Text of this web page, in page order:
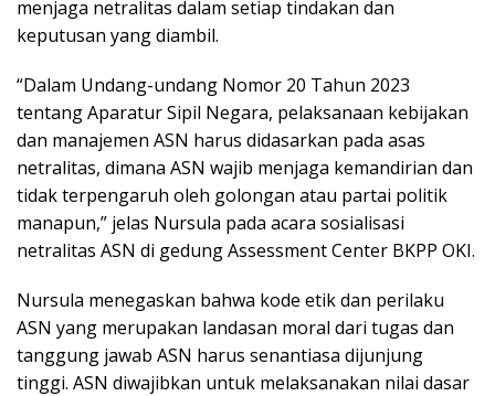
menjaga netralitas dalam setiap tindakan dan
keputusan yang diambil.
“Dalam Undang-undang Nomor 20 Tahun 2023
tentang Aparatur Sipil Negara, pelaksanaan kebijakan
dan manajemen ASN harus didasarkan pada asas
netralitas, dimana ASN wajib menjaga kemandirian dan
tidak terpengaruh oleh golongan atau partai politik
manapun,” jelas Nursula pada acara sosialisasi
netralitas ASN di gedung Assessment Center BKPP OKI.
Nursula menegaskan bahwa kode etik dan perilaku
ASN yang merupakan landasan moral dari tugas dan
tanggung jawab ASN harus senantiasa dijunjung
tinggi. ASN diwajibkan untuk melaksanakan nilai dasar